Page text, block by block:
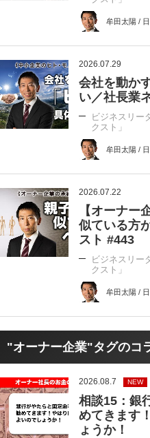
牟田太陽 /
2026.07.29
会社を動か
い／社長業
ビジネスリー
クスト」
牟田太陽 /
2026.07.22
【オーナー
似ている方
スト #443
ビジネスリー
クスト」
牟田太陽 /
"オーナー企業"タグのコ
2026.08.7 NEW
相談15：銀
めてきます
ょうか！